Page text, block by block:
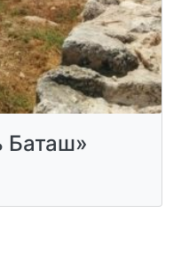
Баташ»